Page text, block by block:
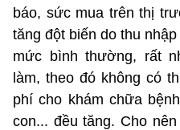
báo, sức mua trên thị
tăng đột biến do thu
mức bình thường, rất
làm, theo đó không có
phí cho khám chữa
con... đều tăng. Cho